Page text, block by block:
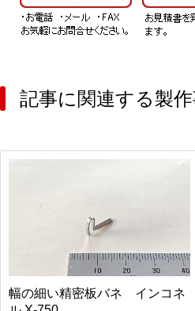
記事に関連する製作
幅の細い精密板バネ インコネ